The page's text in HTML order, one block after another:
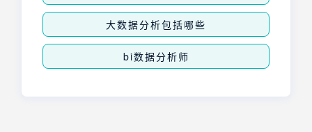
大数据分析包括哪些
bi数据分析师